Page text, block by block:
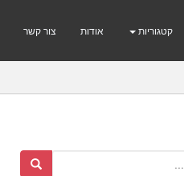
צור קשר אודות קטגוריות